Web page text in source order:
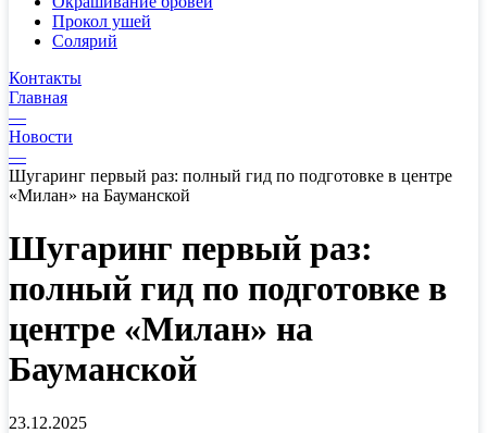
Прокол ушей
Солярий
Контакты
Главная
—
Новости
—
Шугаринг первый раз: полный гид по подготовке в центре
«Милан» на Бауманской
Шугаринг первый раз:
полный гид по подготовке в
центре «Милан» на
Бауманской
23.12.2025